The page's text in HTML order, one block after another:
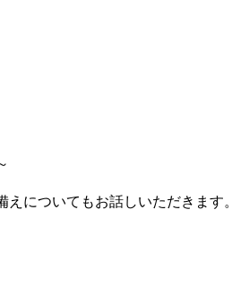
についてもお話しいただきます。